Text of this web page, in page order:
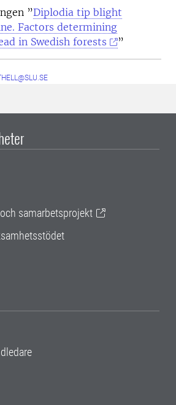
”Diplodia tip blight
Factors determining
in Swedish forests
”
samarbetsprojekt